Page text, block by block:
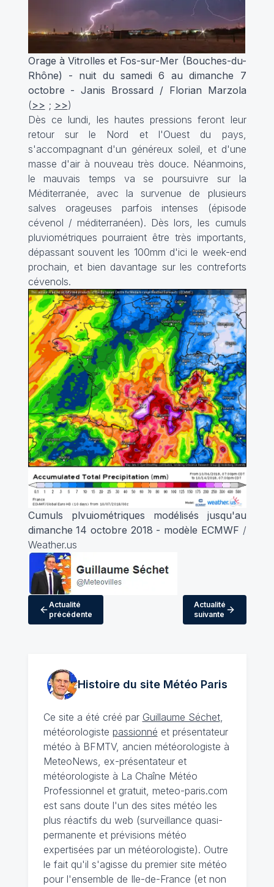
Orage à Vitrolles et Fos-sur-Mer (Bouches-du-
Rhône) - nuit du samedi 6 au dimanche 7
octobre - Janis Brossard / Florian Marzola
(>> ; >>)
Dès ce lundi, les hautes pressions feront leur
retour sur le Nord et l'Ouest du pays,
s'accompagnant d'un généreux soleil, et d'une
masse d'air à nouveau très douce. Néanmoins,
le mauvais temps va se poursuivre sur la
Méditerranée, avec la survenue de plusieurs
salves orageuses parfois intenses (épisode
cévenol / méditerranéen). Dès lors, les cumuls
pluviométriques pourraient être très importants,
dépassant souvent les 100mm d'ici le week-end
prochain, et bien davantage sur les contreforts
cévenols.
Cumuls plvuiométriques modélisés jusqu'au
dimanche 14 octobre 2018 - modèle ECMWF /
Weather.us
Actualité
précédente
Actualité
suivante
Histoire du site MétéoParis
Ce site a été créé par Guillaume Séchet,
météorologiste passionné et présentateur
météo à BFMTV, ancien météorologiste à
MeteoNews, ex-présentateur et
météorologiste à La Chaîne Météo
Professionnel et gratuit, meteo-paris.com
est sans doute l'un des sites météo les
plus réactifs du web (surveillance quasi-
permanente et prévisions météo
expertisées par un météorologiste). Outre
le fait qu'il s'agisse du premier site météo
pour l'ensemble de Ile-de-France (et non